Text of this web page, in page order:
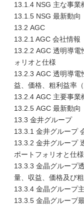
13.1.4 NSG 主な事業
13.1.5 NSG 最新動向
13.2 AGC
13.2.1 AGC 会社情報
13.2.2 AGC 透明導電
ォリオと仕様
13.2.3 AGC 透明導電
益、価格、粗利益率
13.2.4 AGC 主要事業
13.2.5 AGC 最新動向
13.3 金井グループ
13.3.1 金井グループ
13.3.2 金井グループ
ポートフォリオと仕様
13.3.3 金晶グループ
量、収益、価格及び
13.3.4 金晶グループ
13.3.5 金晶グループ